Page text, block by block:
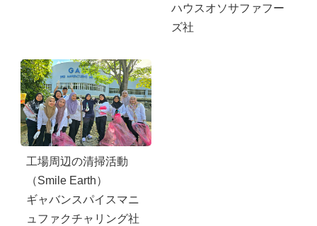
ハウスオソサファフー
ズ社
工場周辺の清掃活動
（Smile Earth）
ギャバンスパイスマニ
ュファクチャリング社